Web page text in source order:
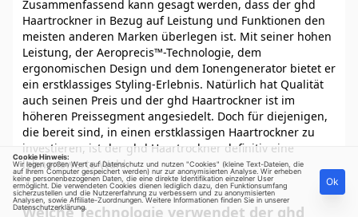
Zusammenfassend kann gesagt werden, dass der ghd
Haartrockner in Bezug auf Leistung und Funktionen den
meisten anderen Marken überlegen ist. Mit seiner hohen
Leistung, der Aeroprecis™-Technologie, dem
ergonomischen Design und dem Ionengenerator bietet er
ein erstklassiges Styling-Erlebnis. Natürlich hat Qualität
auch seinen Preis und der ghd Haartrockner ist im
höheren Preissegment angesiedelt. Doch für diejenigen,
die bereit sind, in einen erstklassigen Haartrockner zu
investieren, ist der ghd Haartrockner definitiv eine
lohnenswerte Wahl.
Welche Technologie verwendet der ghd
Cookie Hinweis:
Wir legen großen Wert auf Datenschutz und nutzen "Cookies" (kleine Text-Dateien, die
auf Ihrem Computer gespeichert werden) nur zur anonymisierten Analyse. Wir erheben
keine personenbezogenen Daten, die eine direkte Identifikation einzelner User
ermöglicht. Die verwendeten Cookies dienen lediglich dazu, den Funktionsumfang
sicherzustellen und die Nutzererfahrung zu verbessern und zu anonymisierten
Analysen, sowie Affiliate-Zuordnungen. Weitere Informationen finden Sie in unserer
Datenschutzerklärung.
Ok